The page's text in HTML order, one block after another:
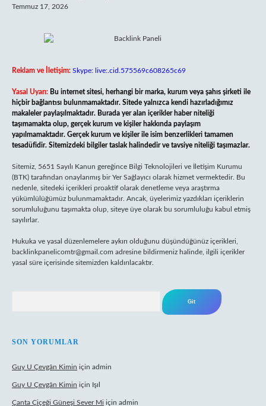
Temmuz 17, 2026
Reklam ve İletişim: Skype: live:.cid.575569c608265c69
Yasal Uyarı: Bu internet sitesi, herhangi bir marka, kurum veya şahıs şirketi ile
hiçbir bağlantısı bulunmamaktadır. Sitede yalnızca kendi hazırladığımız
makaleler paylaşılmaktadır. Burada yer alan içerikler haber niteliği
taşımamakta olup, gerçek kurum ve kişiler hakkında paylaşım
yapılmamaktadır. Gerçek kurum ve kişiler ile isim benzerlikleri tamamen
tesadüfidir. Sitemizdeki bilgiler taslak halindedir ve tavsiye niteliği taşımazlar.
Sitemiz, 5651 Sayılı Kanun gereğince Bilgi Teknolojileri ve İletişim Kurumu
(BTK) tarafından onaylanmış bir Yer Sağlayıcı olarak hizmet vermektedir. Bu
nedenle, sitedeki içerikleri proaktif olarak denetleme veya araştırma
yükümlülüğümüz bulunmamaktadır. Ancak, üyelerimiz yazdıkları içeriklerin
sorumluluğunu taşımakta olup, siteye üye olarak bu sorumluluğu kabul etmiş
sayılırlar.
Hukuka ve yasal düzenlemelere aykırı olduğunu düşündüğünüz içerikleri,
backlinkpanelicomtr@gmail.com adresine bildirmeniz halinde, ilgili içerikler
yasal süre içerisinde sitemizden kaldırılacaktır.
SON YORUMLAR
Guy U Çevgân Kimin için admin
Guy U Çevgân Kimin için Işıl
Çanta Çiçeği Güneşi Sever Mi için admin